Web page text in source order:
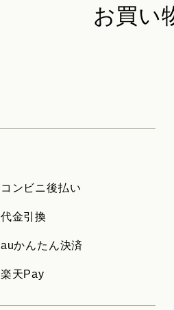
お買い
コンビニ後払い
代金引換
auかんたん決済
楽天Pay